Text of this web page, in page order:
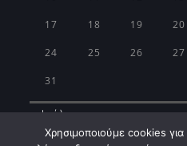
17 18 19 20
24 25 26 27
31
« Ιούλ
Χρησιμοποιούμε cookies